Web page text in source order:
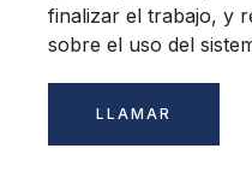
finalizar el trabajo, y
sobre el uso del
LLAMAR